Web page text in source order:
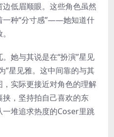
低眉顺眼。这些角色虽然
一种“分寸感”——她知道什
她与其说是在“扮演”星见
”星见雅。这中间靠的与其
实际更接近对角色的理解
，坚持拍自己喜欢的东
堆追求热度的Coser里跳